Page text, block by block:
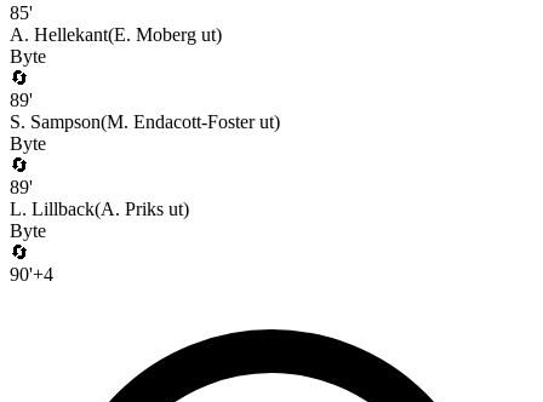
85'
A. Hellekant(E. Moberg ut)
Byte
🔄
89'
S. Sampson(M. Endacott-Fosterut)
Byte
🔄
89'
L. Lillback(A. Priks ut)
Byte
🔄
90'+4